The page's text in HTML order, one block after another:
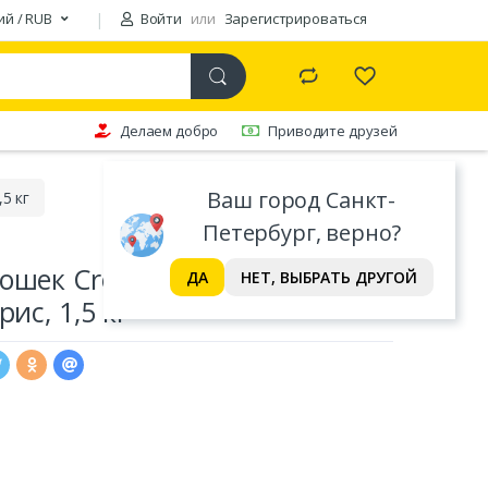
/ RUB Войти или Зарегистрироваться
Ваш город Санкт-
Петербург, верно?
ДА НЕТ, ВЫБРАТЬ ДРУГОЙ
Делаем добро Приводите друзей
кг
Crockex Wellness
1,5 кг